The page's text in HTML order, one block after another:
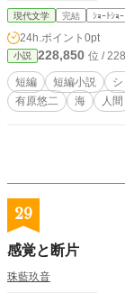
現代文学 完結 ｼｮｰﾄｼｮ
24h.ポイント 0pt
小説 228,850 位 /
短編 短編小説
有原悠二
海 人間
29
感覚と断片
珠藍玖音